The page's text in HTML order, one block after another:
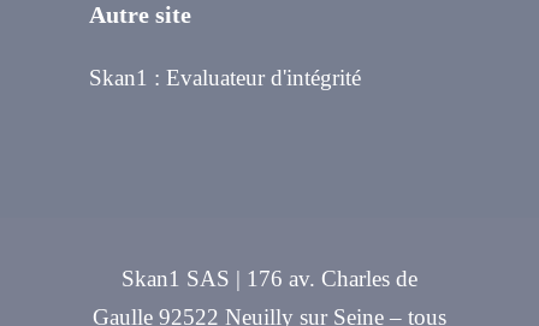
Autre site
Skan1 : Evaluateur d'intégrité
Skan1 SAS | 176 av. Charles de
Gaulle 92522 Neuilly sur Seine – tous